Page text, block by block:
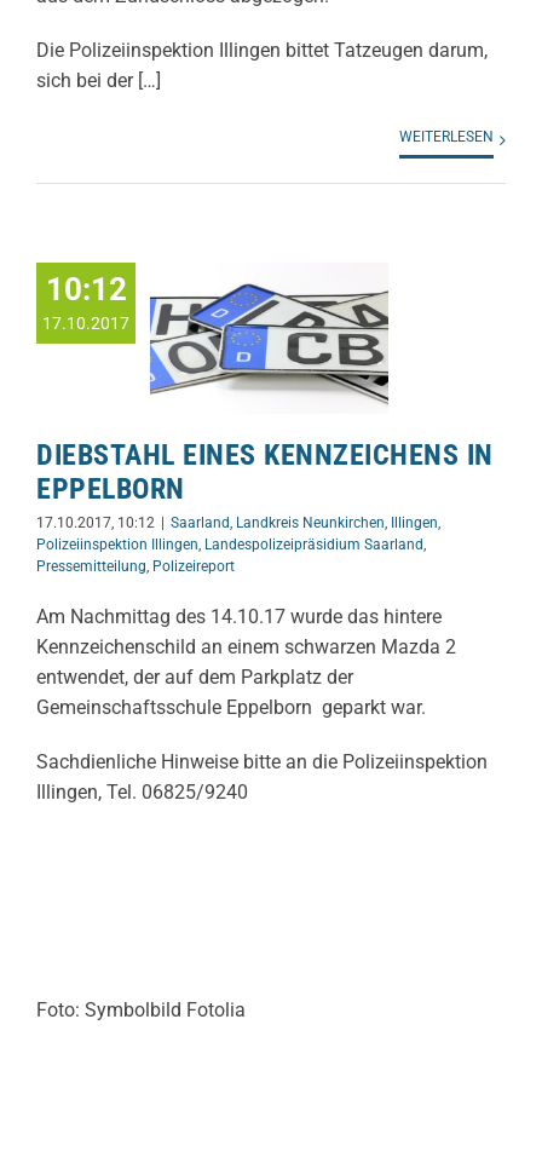
Die Polizeiinspektion Illingen bittet Tatzeugen darum,
sich bei der […]
WEITERLESEN
10:12
17.10.2017
DIEBSTAHL EINES KENNZEICHENS IN
EPPELBORN
17.10.2017, 10:12 | Saarland Landkreis Neunkirchen Illingen
Polizeiinspektion Illingen Landespolizeipräsidium Saarland
Pressemitteilung Polizeireport
Am Nachmittag des 14.10.17 wurde das hintere
Kennzeichenschild an einem schwarzen Mazda 2
entwendet, der auf dem Parkplatz der
Gemeinschaftsschule Eppelborn geparkt war.
Sachdienliche Hinweise bitte an die Polizeiinspektion
Illingen, Tel. 06825/9240
Foto: Symbolbild Fotolia